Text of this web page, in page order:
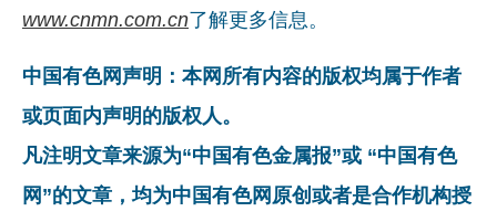
www.cnmn.com.cn了解更多信息。
中国有色网声明：本网所有内容的版权均属于作者
或页面内声明的版权人。
凡注明文章来源为“中国有色金属报”或 “中国有色
网”的文章，均为中国有色网原创或者是合作机构授